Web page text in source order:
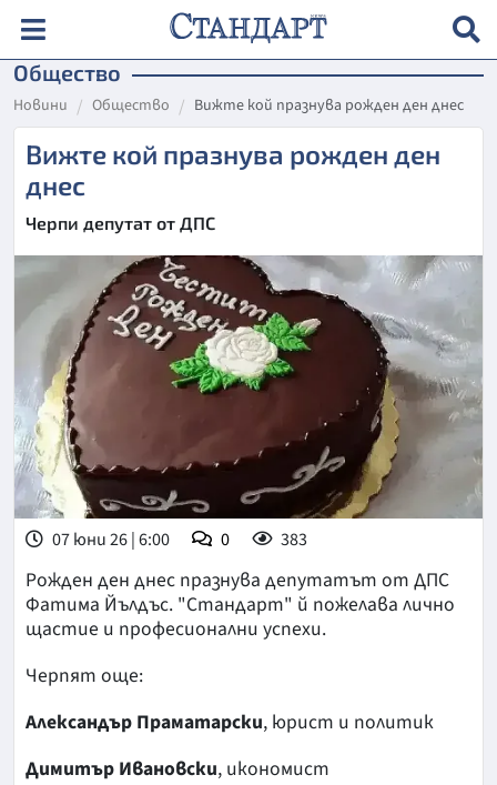
Общество
Новини Общество Вижте кой празнува рожден ден днес
Вижте кой празнува рожден ден
днес
Черпи депутат от ДПС
07 юни 26 | 6:00 0 383
Рожден ден днес празнува депутатът от ДПС
Фатима Йълдъс. "Стандарт" й пожелава лично
щастие и професионални успехи.
Черпят още:
Александър Праматарски, юрист и политик
Димитър Ивановски, икономист